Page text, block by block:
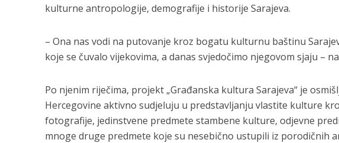
kulturne antropologije, demografije i historije Sarajeva.
– Ona nas vodi na putovanje kroz bogatu kulturnu baštinu
koje se čuvalo vijekovima, a danas svjedočimo njegovom sjaju –
Po njenim riječima, projekt „Građanska kultura Sarajeva“ je
Hercegovine aktivno sudjeluju u predstavljanju vlastite kulture
fotografije, jedinstvene predmete stambene kulture, odjevne
mnoge druge predmete koje su nesebično ustupili iz porodičnih